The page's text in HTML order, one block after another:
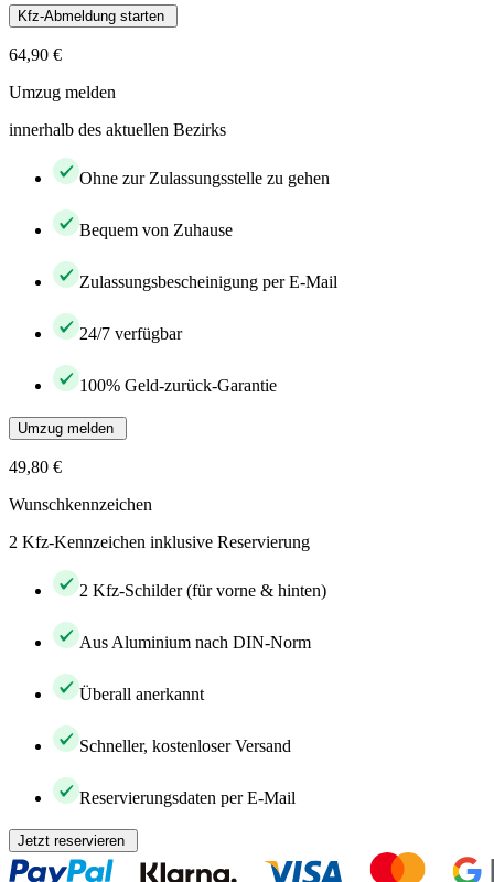
Kfz-Abmeldung starten
64,90 €
Umzug melden
innerhalb des aktuellen Bezirks
Ohne zur Zulassungsstelle zu gehen
Bequem von Zuhause
Zulassungsbescheinigung per E-Mail
24/7 verfügbar
100% Geld-zurück-Garantie
Umzug melden
49,80 €
Wunschkennzeichen
2 Kfz-Kennzeichen inklusive Reservierung
2 Kfz-Schilder (für vorne & hinten)
Aus Aluminium nach DIN-Norm
Überall anerkannt
Schneller, kostenloser Versand
Reservierungsdaten per E-Mail
Jetzt reservieren